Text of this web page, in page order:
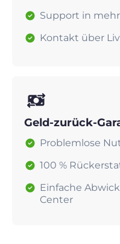
Support in
Kontakt über
Geld-zurück-
Problemlose
100 %
Einfache
Center